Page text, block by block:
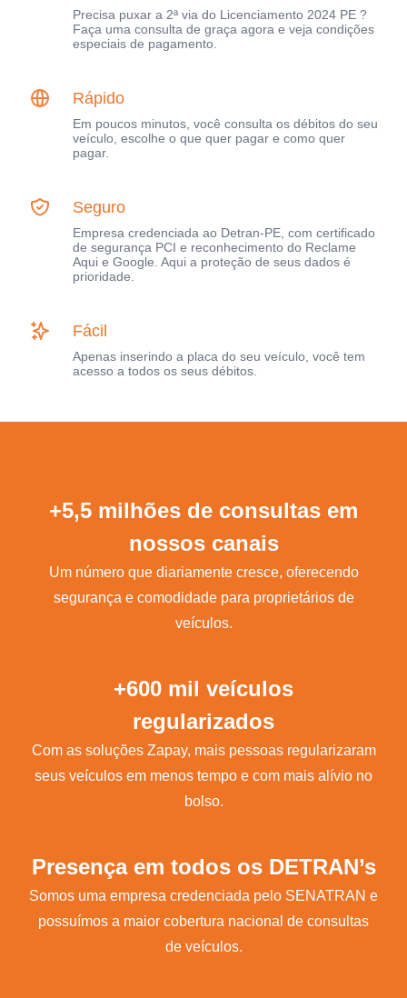
Precisa puxar a 2ª via do Licenciamento 2024 PE ?
Faça uma consulta de graça agora e veja condições
especiais de pagamento.
Rápido
Em poucos minutos, você consulta os débitos do seu
veículo, escolhe o que quer pagar e como quer
pagar.
Seguro
Empresa credenciada ao Detran-PE, com certificado
de segurança PCI e reconhecimento do Reclame
Aqui e Google. Aqui a proteção de seus dados é
prioridade.
Fácil
Apenas inserindo a placa do seu veículo, você tem
acesso a todos os seus débitos.
+5,5 milhões de consultas em
nossos canais
Um número que diariamente cresce, oferecendo
segurança e comodidade para proprietários de
veículos.
+600 mil veículos
regularizados
Com as soluções Zapay, mais pessoas regularizaram
seus veículos em menos tempo e com mais alívio no
bolso.
Presença em todos os DETRAN’s
Somos uma empresa credenciada pelo SENATRAN e
possuímos a maior cobertura nacional de consultas
de veículos.